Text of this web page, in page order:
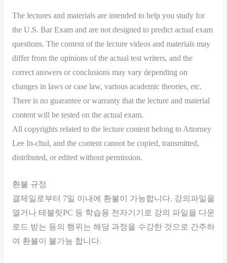
The lectures and materials are intended to help you study for
the U.S. Bar Exam and are not designed to predict actual exam
questions. The content of the lecture videos and materials may
differ from the opinions of the actual test writers, and the
correct answers or conclusions may vary depending on
changes in laws or case law, various academic theories, etc.
There is no guarantee or warranty that the lecture and material
content will be tested on the actual exam.
All copyrights related to the lecture content belong to Attorney
Lee In-chul, and the content cannot be copied, transmitted,
distributed, or edited without permission.
환불 규정
결제일로부터 7일 이내에 환불이 가능합니다. 강의파일을
열거나 테블릿PC 등 학습용 전자기기로 강의 파일을 다운
로드 받는 등의 행위는 해당 과정을 수강한 것으로 간주하
여 환불이 불가능 합니다.